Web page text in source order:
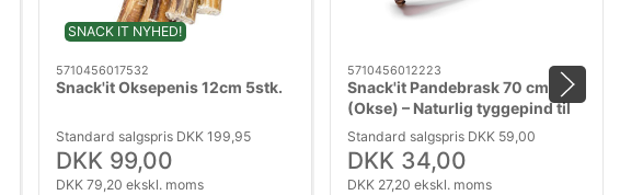
SNACK IT NYHED!
5710456017532
Snack'it Oksepenis 12cm 5stk.
Standard salgspris DKK 199,95
DKK 99,00
DKK 79,20 ekskl. moms
5710456012223
Snack'it Pandebrask 70 cm
(Okse) – Naturlig tyggepind til
hunde
Standard salgspris DKK 59,00
DKK 34,00
DKK 27,20 ekskl. moms